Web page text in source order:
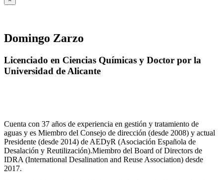
Domingo Zarzo
Licenciado en Ciencias Químicas y Doctor por la
Universidad de Alicante
Cuenta con 37 años de experiencia en gestión y tratamiento de
aguas y es Miembro del Consejo de dirección (desde 2008) y actual
Presidente (desde 2014) de AEDyR (Asociación Española de
Desalación y Reutilización).Miembro del Board of Directors de
IDRA (International Desalination and Reuse Association) desde
2017.